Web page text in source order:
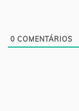
0 COMENTÁRIOS